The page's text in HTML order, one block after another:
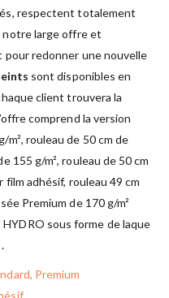
respectent totalement
notre large offre et
redonner une nouvelle
sont disponibles en
client trouvera la
comprend la version
rouleau de 50 cm de
155 g/m², rouleau de 50 cm
film adhésif, rouleau 49 cm
Premium de 170 g/m²
sous forme de laque
Premium